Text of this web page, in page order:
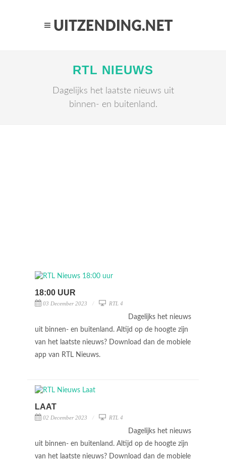
RTL NIEUWS
Dagelijks het laatste nieuws uit
binnen- en buitenland.
18:00 UUR
03 December 2023 RTL 4
Dagelijks het nieuws
uit binnen- en buitenland. Altijd op de hoogte zijn
van het laatste nieuws? Download dan de mobiele
app van RTL Nieuws.
LAAT
02 December 2023 RTL 4
Dagelijks het nieuws
uit binnen- en buitenland. Altijd op de hoogte zijn
van het laatste nieuws? Download dan de mobiele